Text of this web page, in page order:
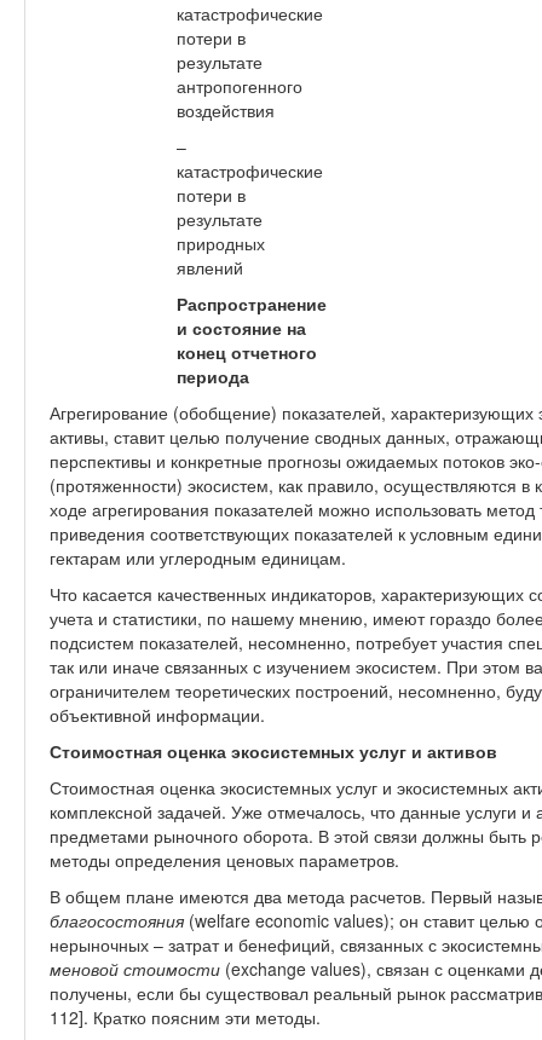
катастрофические
потери в
результате
антропогенного
воздействия
–
катастрофические
потери в
результате
природных
явлений
Распространение
и состояние на
конец отчетного
периода
Агрегирование (обобщение) показателей, характеризующих
активы, ставит целью получение сводных данных,
перспективы и конкретные прогнозы ожидаемых потоков
(протяженности) экосистем, как правило, осуществляются
ходе агрегирования показателей можно использовать метод
приведения соответствующих показателей к условным
гектарам или углеродным единицам.
Что касается качественных индикаторов, характеризующих
учета и статистики, по нашему мнению, имеют гораздо
подсистем показателей, несомненно, потребует участия
так или иначе связанных с изучением экосистем. При этом
ограничителем теоретических построений, несомненно,
объективной информации.
Стоимостная оценка экосистемных услуг и активов
Стоимостная оценка экосистемных услуг и экосистемных
комплексной задачей. Уже отмечалось, что данные услуги и
предметами рыночного оборота. В этой связи должны быть
методы определения ценовых параметров.
В общем плане имеются два метода расчетов. Первый
благосостояния (welfare economic values); он ставит
нерыночных – затрат и бенефиций, связанных с
меновой стоимости (exchange values), связан с оценками
получены, если бы существовал реальный рынок
112]. Кратко поясним эти методы.